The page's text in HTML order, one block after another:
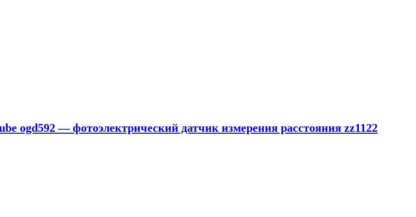
ogd592 — фотоэлектрический датчик измерения расстояния zz1122